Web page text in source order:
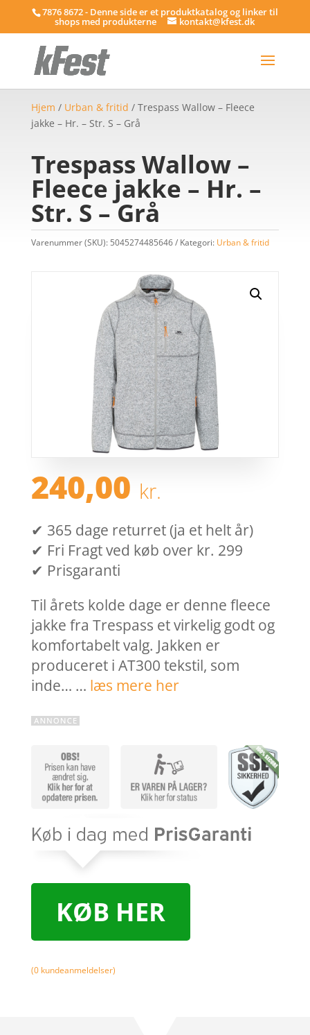
7876 8672 - Denne side er et produktkatalog og linker til
shops med produkterne kontakt@kfest.dk
Hjem / Urban & fritid / Trespass Wallow – Fleece
jakke – Hr. – Str. S – Grå
Trespass Wallow –
Fleece jakke – Hr. –
Str. S – Grå
Varenummer (SKU): 5045274485646 Kategori: Urban & fritid
240,00 kr.
✔ 365 dage returret (ja et helt år)
✔ Fri Fragt ved køb over kr. 299
✔ Prisgaranti
Til årets kolde dage er denne fleece
jakke fra Trespass et virkelig godt og
komfortabelt valg. Jakken er
produceret i AT300 tekstil, som
inde… … læs mere her
KØB HER
(0kundeanmeldelser)